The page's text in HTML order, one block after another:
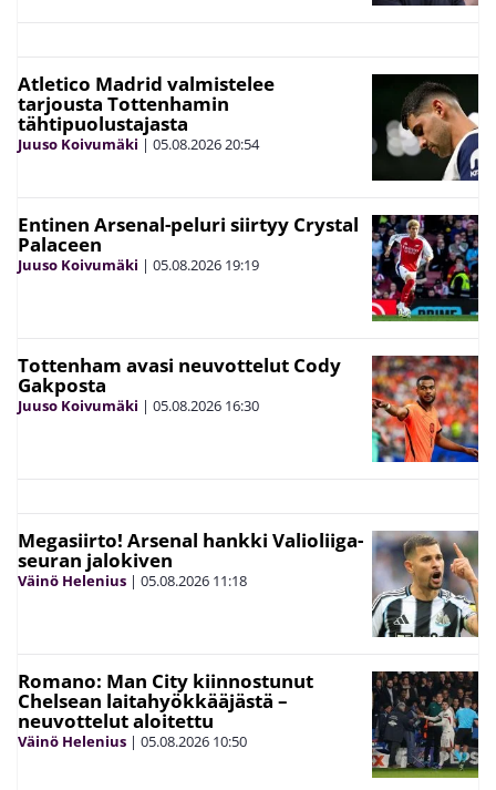
Atletico Madrid valmistelee
tarjousta Tottenhamin
tähtipuolustajasta
Juuso Koivumäki | 05.08.202620:54
Entinen Arsenal-peluri siirtyy Crystal
Palaceen
Juuso Koivumäki | 05.08.2026 19:19
Tottenham avasi neuvottelut Cody
Gakposta
Juuso Koivumäki | 05.08.2026 16:30
Megasiirto! Arsenal hankki Valioliiga-
seuran jalokiven
Väinö Helenius | 05.08.2026 11:18
Romano: Man City kiinnostunut
Chelsean laitahyökkääjästä –
neuvottelut aloitettu
Väinö Helenius | 05.08.2026 10:50